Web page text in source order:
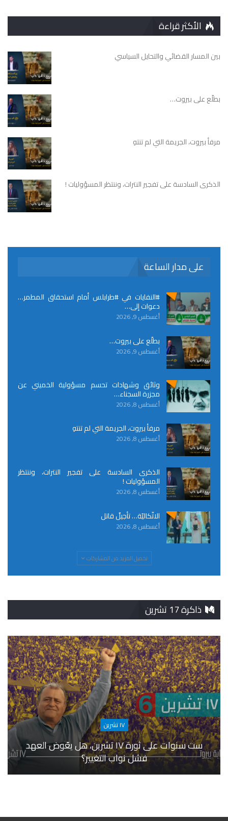
الأكثر قراءة
بين المسار القضائي والتحايل السياسي
بطلّع على بيروت…
مرفأ بيروت، الجريمة التي لم تنتهِ
الذكرى السادسة على تفجير النترات، وننتظر المسؤوليات !
على مدار الساعة
#النفايات في #طرابلس أمام استحقاق المطمر…
دعوات إلى…
أغسطس 9, 2026
بطلّع على بيروت…
أغسطس 9, 2026
وثائق وشهادات تحسم مسؤولية الخميني عن
مجزرة السجناء…
أغسطس 8, 2026
مرفأ بيروت، الجريمة التي لم تنتهِ
أغسطس 8, 2026
الذكرى السادسة على تفجير النترات، وننتظر
المسؤوليات !
أغسطس 8, 2026
الاتّكاليّة… تأجيلٌ قاتل
أغسطس 8, 2026
تحميل المزيد من المشاركات
ذاكرة 17 تشرين
١٧ تشرين
ست سنوات على ثورة ١٧ تشرين، هل يعّوض العهد
فشل نواب التغيير؟